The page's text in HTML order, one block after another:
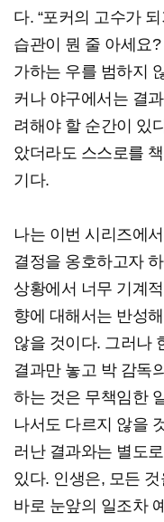
다. “포커의 고수가
습관이 뭔 줄 아세요
가하는 우를 범하지
커나 야구에서는 결
려해야 할 순간이 있
았더라도 스스로를
기다.
나는 이번 시리즈에
결정을 옹호하고자
상황에서 너무 기계
향에 대해서는 반성
않을 것이다. 그러나
결과만 놓고 박 감독
하는 것은 무책임한
나서도 다르지 않을
러난 결과와는 별도
있다. 인생은, 모든
바로 눈앞의 일조차